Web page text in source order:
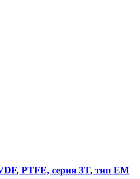
PTFE, серия 3T, тип EM